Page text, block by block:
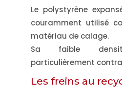
Le polystyrène
couramment utilisé
matériau de calage.
Sa faible
particulièrement
Les freins au